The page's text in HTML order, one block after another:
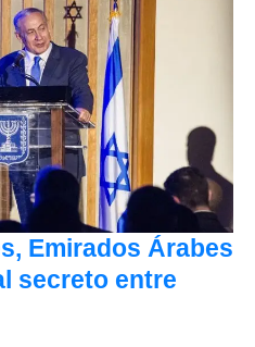
Emirados Árabes
secreto entre